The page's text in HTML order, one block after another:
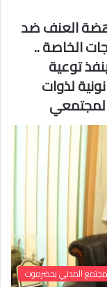
الـ ١٦ يوم لمناهضة العنف ضد
الخاصة ..
توعية
لذوات
المدني بحضرموت